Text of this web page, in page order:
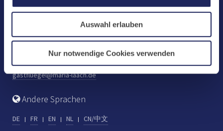
Auswahl erlauben
Nur notwendige Cookies verwenden
www.maria-laach.de
Tel: +49 (0) 2652 59-313
Fax: +49 (0) 2652 59-282
gastfluegel@maria-laach.de
Andere Sprachen
DE FR EN NL CN/中文